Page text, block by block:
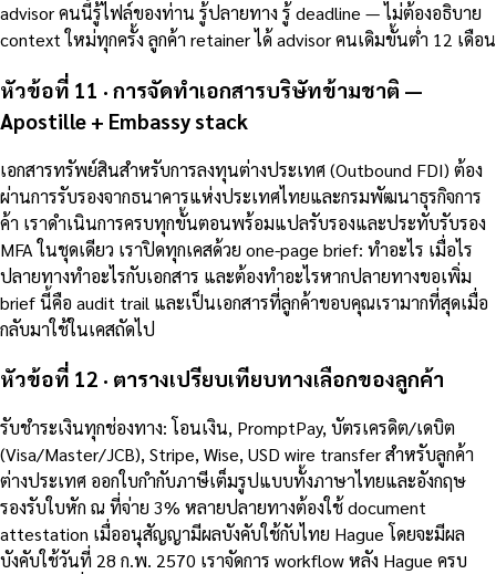
advisor คนนี้รู้ไฟล์ของท่าน รู้ปลายทาง รู้ deadline — ไม่ต้องอธิบาย
context ใหม่ทุกครั้ง ลูกค้า retainer ได้ advisor คนเดิมขั้นต่ำ 12 เดือน
หัวข้อที่ 11 · การจัดทำเอกสารบริษัทข้ามชาติ —
Apostille + Embassy stack
เอกสารทรัพย์สินสำหรับการลงทุนต่างประเทศ (Outbound FDI) ต้อง
ผ่านการรับรองจากธนาคารแห่งประเทศไทยและกรมพัฒนาธุรกิจการ
ค้า เราดำเนินการครบทุกขั้นตอนพร้อมแปลรับรองและประทับรับรอง
MFA ในชุดเดียว เราปิดทุกเคสด้วย one-page brief: ทำอะไร เมื่อไร
ปลายทางทำอะไรกับเอกสาร และต้องทำอะไรหากปลายทางขอเพิ่ม
brief นี้คือ audit trail และเป็นเอกสารที่ลูกค้าขอบคุณเรามากที่สุดเมื่อ
กลับมาใช้ในเคสถัดไป
หัวข้อที่ 12 · ตารางเปรียบเทียบทางเลือกของลูกค้า
รับชำระเงินทุกช่องทาง: โอนเงิน, PromptPay, บัตรเครดิต/เดบิต
(Visa/Master/JCB), Stripe, Wise, USD wire transfer สำหรับลูกค้า
ต่างประเทศ ออกใบกำกับภาษีเต็มรูปแบบทั้งภาษาไทยและอังกฤษ
รองรับใบหัก ณ ที่จ่าย 3% หลายปลายทางต้องใช้ document
attestation เมื่ออนุสัญญามีผลบังคับใช้กับไทย Hague โดยจะมีผล
บังคับใช้วันที่ 28 ก.พ. 2570 เราจัดการ workflow หลัง Hague ครบ